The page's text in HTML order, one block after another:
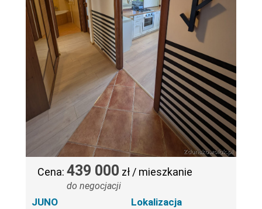
Cena: 439 000 zł / mieszkanie
do negocjacji
JUNO Lokalizacja